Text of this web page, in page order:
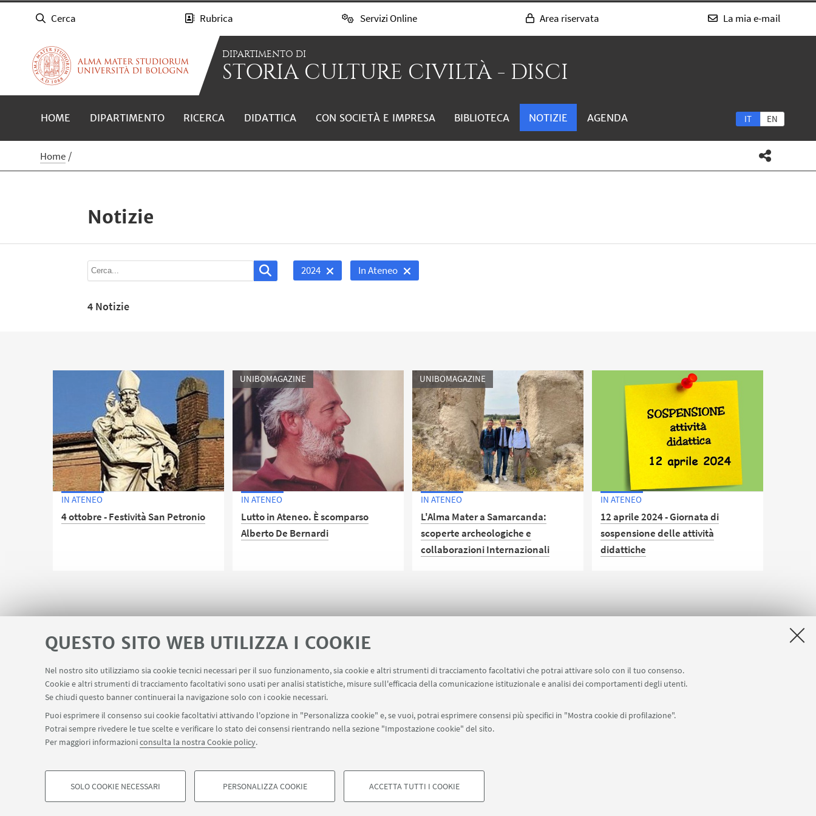
QUESTO SITO WEB UTILIZZA I COOKIE
Nel nostro sito utilizziamo sia cookie tecnici necessari per il suo funzionamento, sia cookie e altri strumenti di tracciamento facoltativi che potrai attivare solo con il tuo consenso.
Cookie e altri strumenti di tracciamento facoltativi sono usati per analisi statistiche, misure sull'efficacia della comunicazione istituzionale e analisi dei comportamenti degli utenti.
Se chiudi questo banner continuerai la navigazione solo con i cookie necessari.
Puoi esprimere il consenso sui cookie facoltativi attivando l'opzione in "Personalizza cookie" e, se vuoi, potrai esprimere consensi più specifici in "Mostra cookie di profilazione".
Potrai sempre rivedere le tue scelte e verificare lo stato dei consensi rientrando nella sezione "Impostazione cookie" del sito.
Per maggiori informazioniconsulta la nostra Cookie policy.
COOKIE DI PROFILAZIONE - FACOLTATIVI COOKIE TECNICI - NECESSARI
SOLO COOKIE NECESSARI PERSONALIZZA COOKIE ACCETTA TUTTI I COOKIE
Cerca Rubrica Servizi Online Area riservata La mia e-mail
DIPARTIMENTO DI
STORIA CULTURE CIVILTÀ - DISCI
IT EN
HOME DIPARTIMENTO RICERCA DIDATTICA CON SOCIETÀ E IMPRESA BIBLIOTECA NOTIZIE AGENDA
Home
Notizie
2024 In Ateneo
4 Notizie
IN ATENEO
4 ottobre - Festività San Petronio
UNIBOMAGAZINE
IN ATENEO
Lutto in Ateneo. È scomparso
Alberto De Bernardi
portato all'attuale Dipartimento di
dell'Alma Mater
UNIBOMAGAZINE
IN ATENEO
L'Alma Mater a Samarcanda:
scoperte archeologiche e
collaborazioni Internazionali
Simone Mantellini, Direttore della
prof. Andrea Zinzani, entrambi del
Dipartimento di Storia Culture
Bologna, ha rafforzato le
collaborazioni accademiche con le
Kafir Kala, dove l’Università di
Bologna è impegnata dal 2001
IN ATENEO
12 aprile 2024 - Giornata di
sospensione delle attività
didattiche
LINK UTILI Area riservata Contatti Carta dei servizi
SEGUI IL DIPARTIMENTO SU: SEGUI UNIBO SU:
©Copyright 2026 - ALMA MATER STUDIORUM - Università di Bologna - Via Zamboni, 33 - 40126 Bologna - PI: 01131710376 - CF: 80007010376
Note legali Informazioni sul sito e accessibilità Impostazioni Cookie